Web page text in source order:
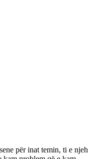
për inat temin, ti e njeh